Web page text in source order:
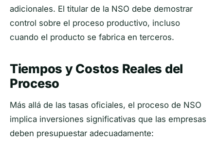
adicionales. El titular de la NSO debe demostrar
control sobre el proceso productivo, incluso
cuando el producto se fabrica en terceros.
Tiempos y Costos Reales del
Proceso
Más allá de las tasas oficiales, el proceso de NSO
implica inversiones significativas que las empresas
deben presupuestar adecuadamente: